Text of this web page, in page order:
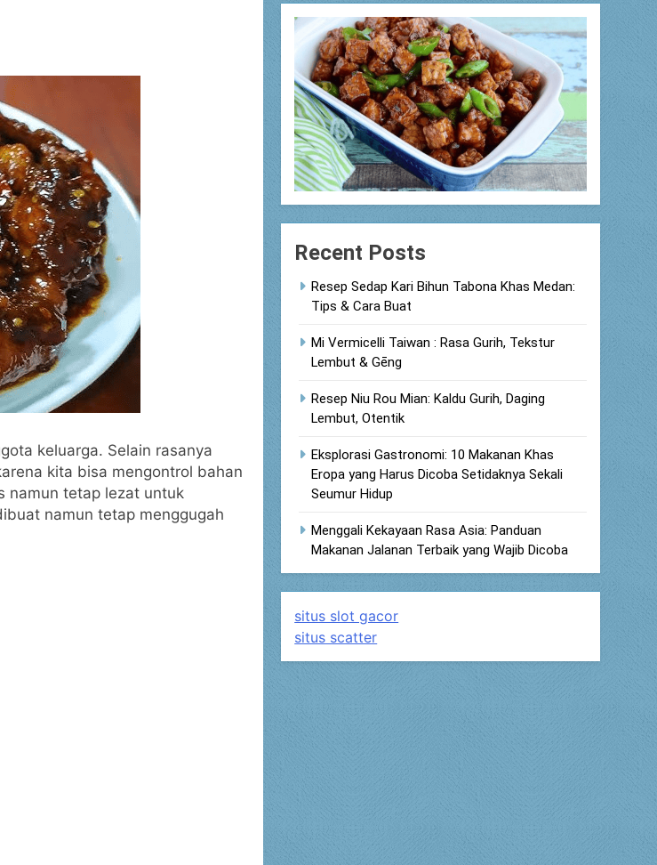
keluarga. Selain rasanya
kita bisa mengontrol bahan
namun tetap lezat untuk
namun tetap menggugah
Recent Posts
Resep Sedap Kari Bihun Tabona Khas Medan:
Tips & Cara Buat
Mi Vermicelli Taiwan : Rasa Gurih, Tekstur
Lembut & Gēng
Resep Niu Rou Mian: Kaldu Gurih, Daging
Lembut, Otentik
Eksplorasi Gastronomi: 10 Makanan Khas
Eropa yang Harus Dicoba Setidaknya Sekali
Seumur Hidup
Menggali Kekayaan Rasa Asia: Panduan
Makanan Jalanan Terbaik yang Wajib Dicoba
situs slot gacor
situs scatter